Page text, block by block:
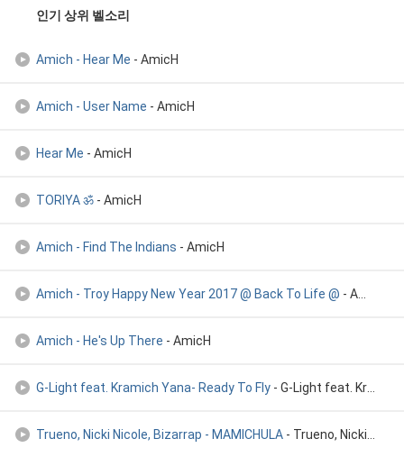
인기 상위 벨소리
Amich - Hear Me - AmicH
Amich - User Name - AmicH
Hear Me - AmicH
TORIYA ॐ - AmicH
Amich - Find The Indians - AmicH
Amich - Troy Happy New Year 2017 @ Back To Life @ - AmicH
Amich - He's Up There - AmicH
G-Light feat. Kramich Yana- Ready To Fly - G-Light feat. Kramich Yana- Ready To Fly (EDDI)
Trueno, Nicki Nicole, Bizarrap - MAMICHULA - Trueno, Nicki Nicole, Bizarrap - MAMICHULA